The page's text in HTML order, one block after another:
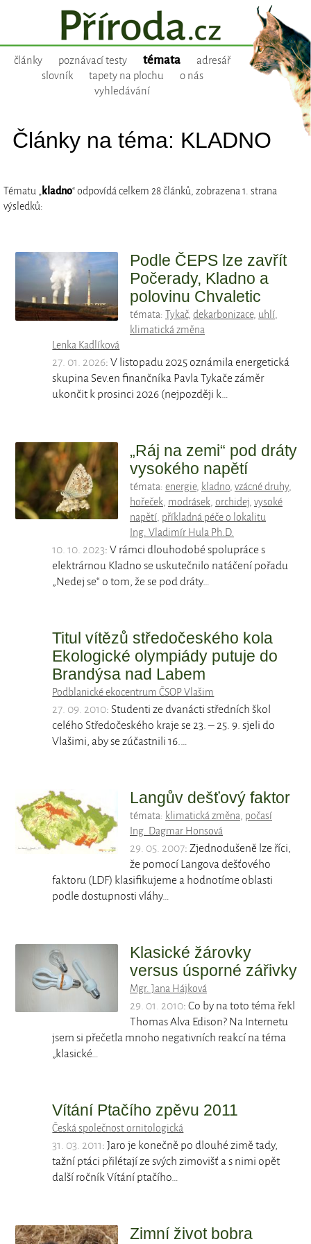
články poznávací testy témata
adresář
slovník
tapety na plochu
o nás
vyhledávání
Články na téma: KLADNO
Tématu „kladno“ odpovídá celkem 28 článků, zobrazena 1. strana
výsledků:
Podle ČEPS lze zavřít
Počerady, Kladno a
polovinu Chvaletic
témata: Tykač, dekarbonizace, uhlí,
klimatická změna
Lenka Kadlíková
27. 01. 2026: V listopadu 2025 oznámila energetická
skupina Sev.en finančníka Pavla Tykače záměr
ukončit k prosinci 2026 (nejpozději k…
„Ráj na zemi“ pod dráty
vysokého napětí
témata: energie, kladno, vzácné druhy,
hořeček, modrásek, orchidej, vysoké
napětí, příkladná péče o lokalitu
Ing. Vladimír Hula Ph.D.
10. 10. 2023: V rámci dlouhodobé spolupráce s
elektrárnou Kladno se uskutečnilo natáčení pořadu
„Nedej se“ o tom, že se pod dráty…
Titul vítězů středočeského kola
Ekologické olympiády putuje do
Brandýsa nad Labem
Podblanické ekocentrum ČSOP Vlašim
27. 09. 2010: Studenti ze dvanácti středních škol
celého Středočeského kraje se 23. – 25. 9. sjeli do
Vlašimi, aby se zúčastnili 16.…
Langův dešťový faktor
témata: klimatická změna, počasí
Ing. Dagmar Honsová
29. 05. 2007: Zjednodušeně lze říci,
že pomocí Langova dešťového
faktoru (LDF) klasifikujeme a hodnotíme oblasti
podle dostupnosti vláhy…
Klasické žárovky
versus úsporné zářivky
Mgr. Jana Hájková
29. 01. 2010: Co by na toto téma řekl
Thomas Alva Edison? Na Internetu
jsem si přečetla mnoho negativních reakcí na téma
„klasické…
Vítání Ptačího zpěvu 2011
Česká společnost ornitologická
31. 03. 2011: Jaro je konečně po dlouhé zimě tady,
tažní ptáci přilétají ze svých zimovišť a s nimi opět
další ročník Vítání ptačího…
Zimní život bobra